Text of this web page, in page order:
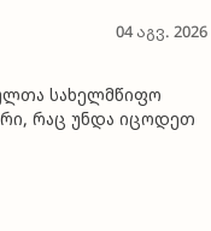
04 აგვ. 2026
სახელმწიფო
რაც უნდა იცოდეთ